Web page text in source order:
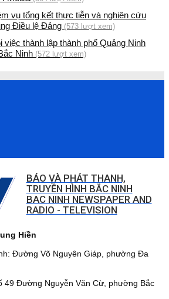
vụ tổng kết thực tiễn và nghiên cứu
Điều lệ Đảng (573 lượt xem)
việc thành lập thành phố Quảng Ninh
Ninh (572 lượt xem)
BÁO VÀ PHÁT THANH,
TRUYỀN HÌNH BẮC NINH
BAC NINH NEWSPAPER AND
RADIO - TELEVISION
Hiền
Đường Võ Nguyên Giáp, phường Đa
Nguyễn Văn Cừ, phường Bắc